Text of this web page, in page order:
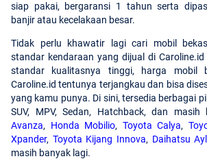
siap pakai, bergaransi 1 tahun serta
banjir atau kecelakaan besar.
Tidak perlu khawatir lagi cari mobil
standar kendaraan yang dijual di
standar kualitasnya tinggi, harga mobil
Caroline.id tentunya terjangkau dan bisa
yang kamu punya. Di sini, tersedia berbagai
SUV, MPV, Sedan, Hatchback, dan masih
Avanza, Honda Mobilio, Toyota Calya,
Xpander, Toyota Kijang Innova, Daihatsu
masih banyak lagi.